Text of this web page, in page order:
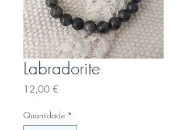
Labradorite
12,00 €
Quantidade *